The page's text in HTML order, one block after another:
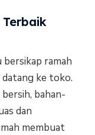
ramah
ke toko.
bahan-
dan
membuat